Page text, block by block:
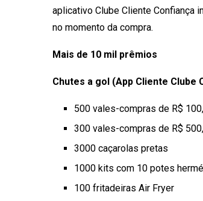
aplicativo Clube Cliente Confiança
no momento da compra.
Mais de 10 mil prêmios
Chutes a gol (App Cliente Clube
500 vales-compras de R$
300 vales-compras de R$
3000 caçarolas pretas
1000 kits com 10 potes
100 fritadeiras Air Fryer